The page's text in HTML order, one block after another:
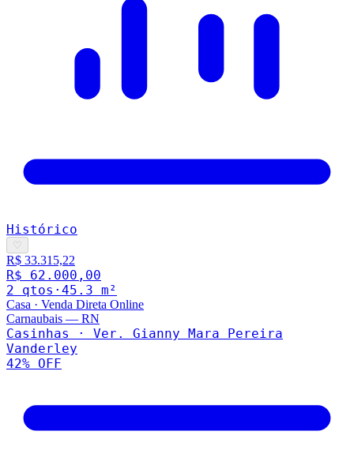
Histórico
♡
R$ 33.315,22
R$ 62.000,00
2 qtos · 45.3 m²
Casa · Venda Direta Online
Carnaubais — RN
Casinhas · Ver. Gianny Mara Pereira
Vanderley
42% OFF